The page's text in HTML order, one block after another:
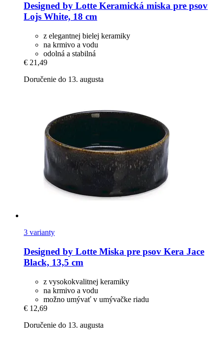
Designed by Lotte Keramická miska pre psov
Lojs White, 18 cm
z elegantnej bielej keramiky
na krmivo a vodu
odolná a stabilná
€ 21,49
Doručenie do 13. augusta
3 varianty
Designed by Lotte Miska pre psov Kera Jace
Black, 13,5 cm
z vysokokvalitnej keramiky
na krmivo a vodu
možno umývať v umývačke riadu
€ 12,69
Doručenie do 13. augusta